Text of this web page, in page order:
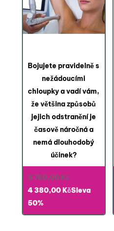
Bojujete pravidelně s
nežádoucími
chloupky a vadí vám,
že většina způsobů
jejich odstranění je
časově náročná a
nemá dlouhodobý
účinek?
8 760,00KčPůvodní
cena
8 760,00 Kč.
4 380,00KčAktuální
je:
Sleva
50%